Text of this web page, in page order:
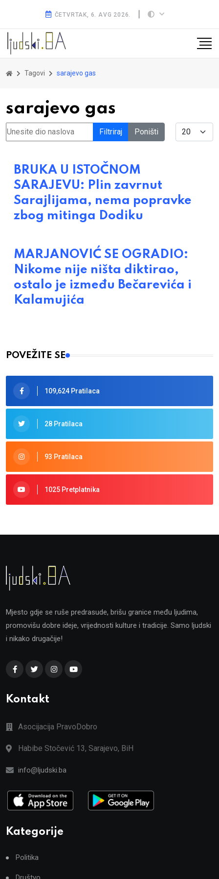
ČETVRTAK, 6. AVG 2026.
Tagovi sarajevo gas
sarajevo gas
Unesite dio naslova Filtriraj Poništi Display #
BRUKA U ISTOČNOM
SARAJEVU: Plin zavrnut
Sarajlijama, nema popravke
zbog mitinga Dodiku
MARJANOVIĆ SE OGRADIO:
Nikome nije ništa diktirao,
ostalo je između Bečarevića i
Kalamujića
POVEŽITE SE
109,624 Pratilaca
28 Pratilaca
93 Pratilaca
1025 Pretplatnika
Mjesto gdje se ruše predrasude, brišu granice među ljudima,
promovišu dobre ideje, vrijednosti kulture i tradicije. Samo ljudski
i nikako drugačije!
Kontakt
Asocijacija PravoDobro
Habibe Stočević 13, Sarajevo, BiH
info@ljudski.ba
Kategorije
Politika